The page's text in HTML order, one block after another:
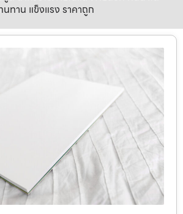
นทาน แข็งแรง ราคาถูก